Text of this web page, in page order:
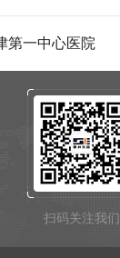
第一中心医院
扫码关注我们